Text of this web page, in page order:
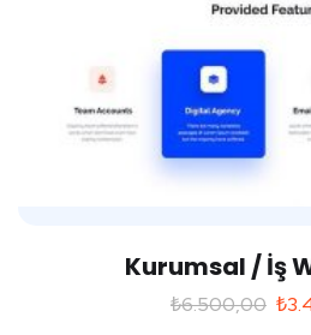
Kurumsal / İş
₺6.500,00 ₺